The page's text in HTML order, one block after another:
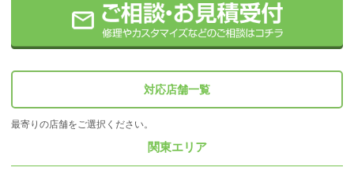
対応店舗一覧
最寄りの店舗をご選択ください。
関東エリア